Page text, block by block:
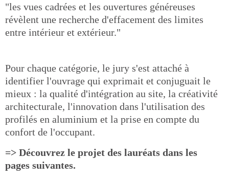
"les vues cadrées et les ouvertures généreuses
révèlent une recherche d'effacement des limites
entre intérieur et extérieur."
Pour chaque catégorie, le jury s'est attaché à
identifier l'ouvrage qui exprimait et conjuguait le
mieux : la qualité d'intégration au site, la créativité
architecturale, l'innovation dans l'utilisation des
profilés en aluminium et la prise en compte du
confort de l'occupant.
=> Découvrez le projet des lauréats dans les
pages suivantes.